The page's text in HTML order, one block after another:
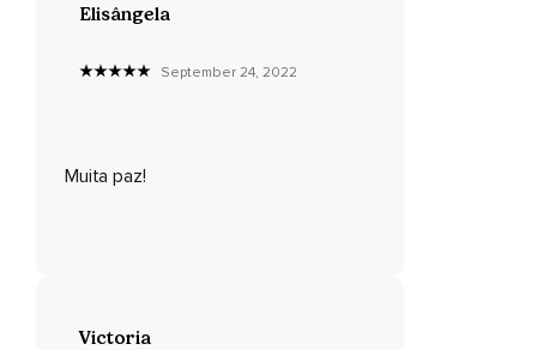
Elisângela
September 24, 2022
Muita paz!
Victoria